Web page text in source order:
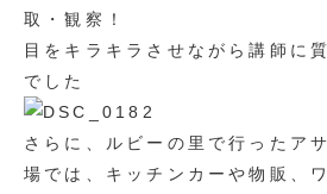
取・観察！
目をキラキラさせながら講師に
でした
さらに、ルビーの里で行ったア
場では、キッチンカーや物販、